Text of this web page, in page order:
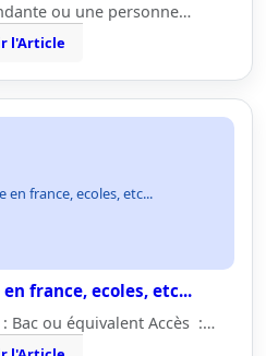
ou une personne…
l'Article
en france, ecoles, etc...
france, ecoles, etc...
: Bac ou équivalent Accès :…